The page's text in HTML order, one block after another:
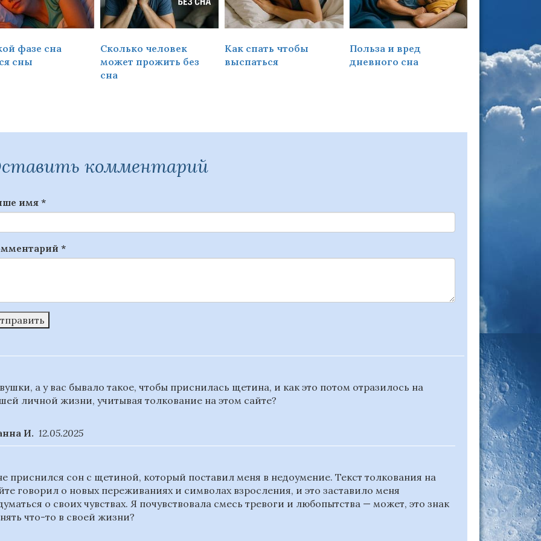
фазе сна
сны
Сколько человек
может прожить без
сна
Как спать чтобы
выспаться
Польза и вред
дневного сна
Что такое
чем он
комментарий
имя *
*
а у вас бывало такое, чтобы приснилась щетина, и как это потом отразилось на
личной жизни, учитывая толкование на этом сайте?
И. 12.05.2025
приснился сон с щетиной, который поставил меня в недоумение. Текст толкования на
говорил о новых переживаниях и символах взросления, и это заставило меня
о своих чувствах. Я почувствовала смесь тревоги и любопытства — может, это знак
что-то в своей жизни?